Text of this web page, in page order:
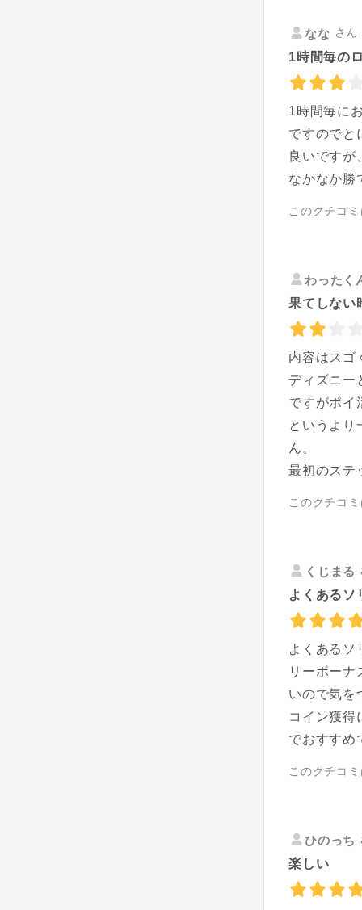
なな さ
1時間毎の
1時間毎に
ですのでと
良いです
なかなか勝
このクチコ
わったく
果てしない
内容はスゴ
ディズニー
ですがポイ
というより
ん。
最初のステ
このクチコ
くじまる
よくあるソ
よくあるソ
リーボー
いので気を
コイン獲得
でおすすめ
このクチコ
ひのっち
楽しい